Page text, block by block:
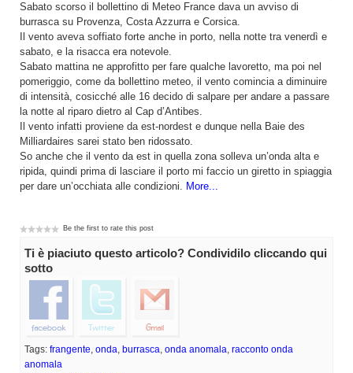
Sabato scorso il bollettino di Meteo France dava un avviso di
burrasca su Provenza, Costa Azzurra e Corsica.
Il vento aveva soffiato forte anche in porto, nella notte tra venerdì e
sabato, e la risacca era notevole.
Sabato mattina ne approfitto per fare qualche lavoretto, ma poi nel
pomeriggio, come da bollettino meteo, il vento comincia a diminuire
di intensità, cosicché alle 16 decido di salpare per andare a passare
la notte al riparo dietro al Cap d’Antibes.
Il vento infatti proviene da est-nordest e dunque nella Baie des
Milliardaires sarei stato ben ridossato.
So anche che il vento da est in quella zona solleva un’onda alta e
ripida, quindi prima di lasciare il porto mi faccio un giretto in spiaggia
per dare un’occhiata alle condizioni. More...
Be the first to rate this post
Ti è piaciuto questo articolo? Condividilo cliccando qui
sotto
Tags: frangente, onda, burrasca, onda anomala, racconto onda
anomala